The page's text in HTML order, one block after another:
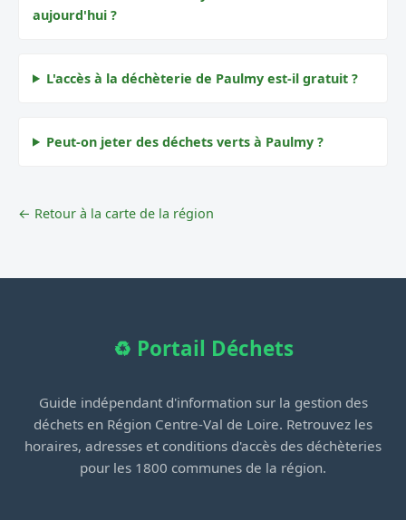
aujourd'hui ?
L'accès à la déchèterie de Paulmy est-il gratuit ?
Peut-on jeter des déchets verts à Paulmy ?
← Retour à la carte de la région
♻️ Portail Déchets
Guide indépendant d'information sur la gestion des
déchets en Région Centre-Val de Loire. Retrouvez les
horaires, adresses et conditions d'accès des déchèteries
pour les 1800 communes de la région.